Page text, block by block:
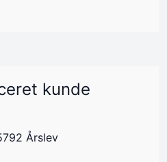
kunde
Årslev